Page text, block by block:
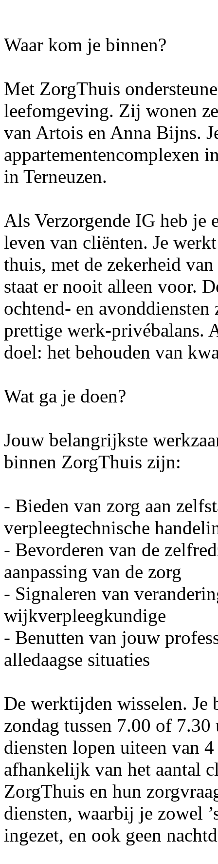
Waar kom je binnen?
Met ZorgThuis
leefomgeving. Zij wonen
van Artois en Anna Bijns.
appartementencomplexen
in Terneuzen.
Als Verzorgende IG heb je
leven van cliënten. Je
thuis, met de zekerheid
staat er nooit alleen voor.
ochtend- en
prettige werk-privébalans.
doel: het behouden van
Wat ga je doen?
Jouw belangrijkste
binnen ZorgThuis zijn:
- Bieden van zorg aan
verpleegtechnische
- Bevorderen van de
aanpassing van de zorg
- Signaleren van
wijkverpleegkundige
- Benutten van jouw
alledaagse situaties
De werktijden wisselen. Je
zondag tussen 7.00 of
diensten lopen uiteen van
afhankelijk van het aantal
ZorgThuis en hun
diensten, waarbij je zowel
ingezet, en ook geen